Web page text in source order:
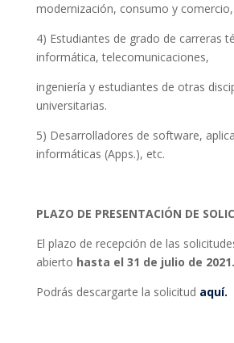
modernización, consumo y
4) Estudiantes de grado de carreras
informática, telecomunicaciones,
ingeniería y estudiantes de otras
universitarias.
5) Desarrolladores de software,
informáticas (Apps.), etc.
PLAZO DE PRESENTACIÓN DE
El plazo de recepción de las
abierto hasta el 31 de julio de 2021.
Podrás descargarte la solicitud aquí.